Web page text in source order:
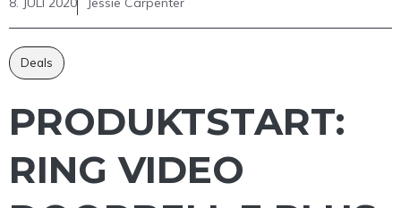
Deals
PRODUKTSTART:
RING VIDEO